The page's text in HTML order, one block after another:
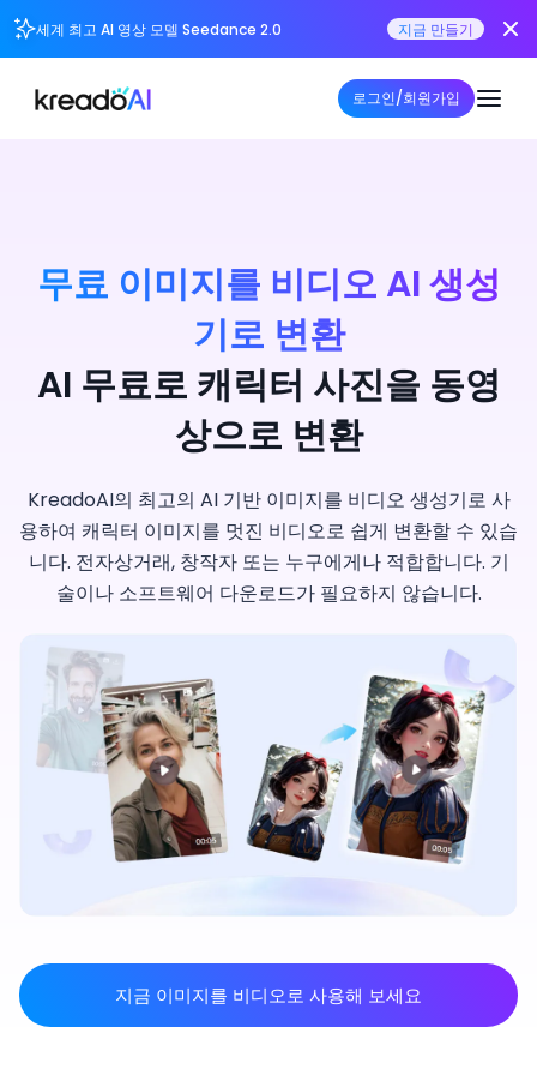
세계 최고 AI 영상 모델 Seedance 2.0 지금 만들기
로그인/회원가입
무료 이미지를 비디오 AI 생성
기로 변환
AI 무료로 캐릭터 사진을 동영
상으로 변환
KreadoAI의 최고의 AI 기반 이미지를 비디오 생성기로 사
용하여 캐릭터 이미지를 멋진 비디오로 쉽게 변환할 수 있습
니다. 전자상거래, 창작자 또는 누구에게나 적합합니다. 기
술이나 소프트웨어 다운로드가 필요하지 않습니다.
지금 이미지를 비디오로 사용해 보세요